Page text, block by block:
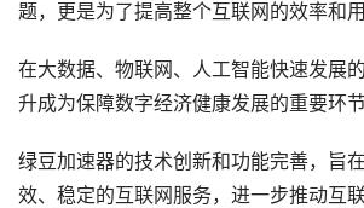
题，更是为了提高整个互联网的效率和用
在大数据、物联网、人工智能快速发展
升成为保障数字经济健康发展的重要环节
绿豆加速器的技术创新和功能完善，旨
效、稳定的互联网服务，进一步推动互